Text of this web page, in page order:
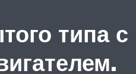
типа с